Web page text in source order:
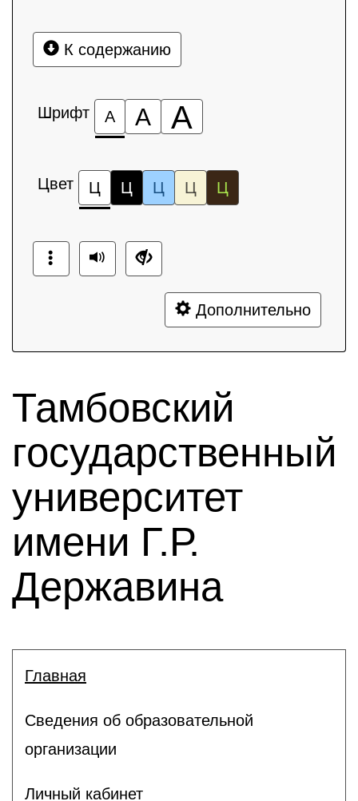
К содержанию
Шрифт А А А
Цвет Ц Ц Ц Ц Ц
Дополнительно
Тамбовский
государственный
университет
имени Г.Р.
Державина
Главная
Сведения об образовательной
организации
Личный кабинет